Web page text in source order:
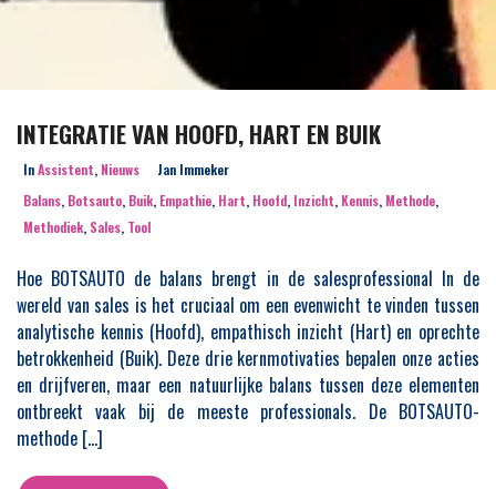
INTEGRATIE VAN HOOFD, HART EN BUIK
InAssistent, Nieuws
Jan Immeker
Balans, Botsauto, Buik, Empathie, Hart, Hoofd, Inzicht, Kennis, Methode,
Methodiek, Sales, Tool
Hoe BOTSAUTO de balans brengt in de salesprofessional In de
wereld van sales is het cruciaal om een evenwicht te vinden tussen
analytische kennis (Hoofd), empathisch inzicht (Hart) en oprechte
betrokkenheid (Buik). Deze drie kernmotivaties bepalen onze acties
en drijfveren, maar een natuurlijke balans tussen deze elementen
ontbreekt vaak bij de meeste professionals. De BOTSAUTO-
methode […]